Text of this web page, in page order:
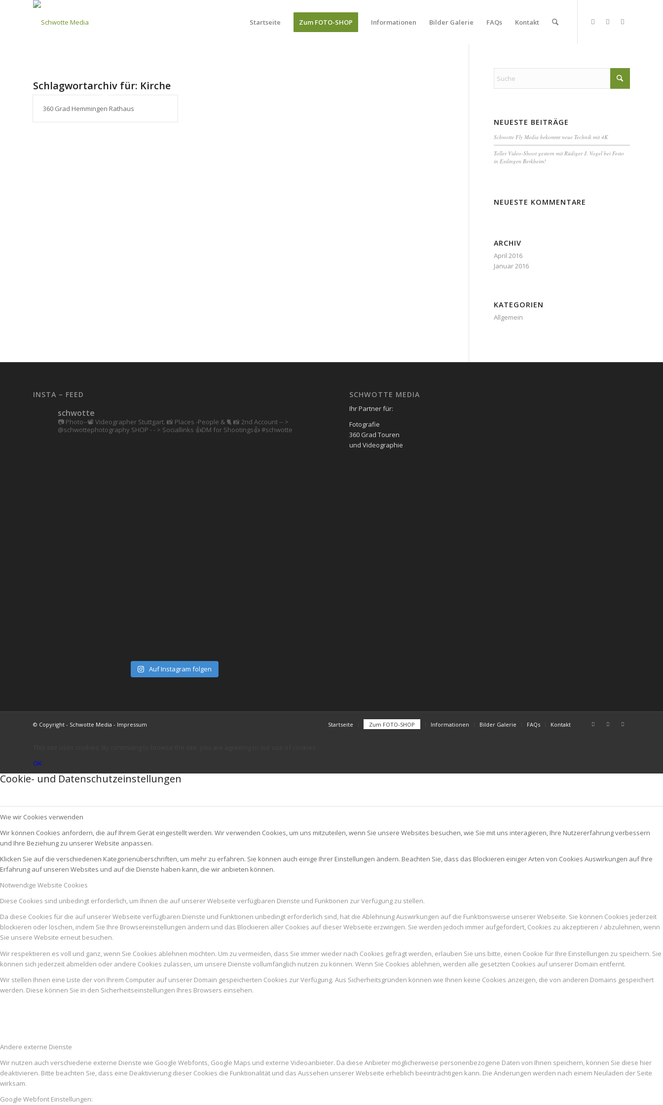
Startseite Zum FOTO-SHOP Informationen Bilder Galerie FAQs Kontakt
Schlagwortarchiv für: Kirche
360 Grad Hemmingen Rathaus
NEUESTE BEITRÄGE
Schwotte Fly Media bekommt neue Technik mit 4K
Toller Video-Shoot gestern mit Rüdiger J. Vogel bei Festo
in Esslingen Berkheim!
NEUESTE KOMMENTARE
ARCHIV
April 2016
Januar 2016
KATEGORIEN
Allgemein
INSTA – FEED
schwotte
📷 Photo--📽️ Videographer Stuttgart. 📸 Places -People & 🐈 📸 2nd Account-- >
@schwottephotography SHOP - - > Sociallinks 👍DM for Shootings👍 #schwotte
Auf Instagram folgen
SCHWOTTE MEDIA
Ihr Partner für:
Fotografie
360 Grad Touren
und Videographie
© Copyright - Schwotte Media - Impressum Startseite Zum FOTO-SHOP Informationen Bilder Galerie FAQs Kontakt
OK
Cookie- und Datenschutzeinstellungen
Wie wir Cookies verwenden
Wir können Cookies anfordern, die auf Ihrem Gerät eingestellt werden. Wir verwenden Cookies, um uns mitzuteilen, wenn Sie unsere Websites besuchen, wie Sie mit uns interagieren, Ihre Nutzererfahrung verbessern
und Ihre Beziehung zu unserer Website anpassen.
Klicken Sie auf die verschiedenen Kategorienüberschriften, um mehr zu erfahren. Sie können auch einige Ihrer Einstellungen ändern. Beachten Sie, dass das Blockieren einiger Arten von Cookies Auswirkungen auf Ihre
Erfahrung auf unseren Websites und auf die Dienste haben kann, die wir anbieten können.
Notwendige Website Cookies
Diese Cookies sind unbedingt erforderlich, um Ihnen die auf unserer Webseite verfügbaren Dienste und Funktionen zur Verfügung zu stellen.
Da diese Cookies für die auf unserer Webseite verfügbaren Dienste und Funktionen unbedingt erforderlich sind, hat die Ablehnung Auswirkungen auf die Funktionsweise unserer Webseite. Sie können Cookies jederzeit
blockieren oder löschen, indem Sie Ihre Browsereinstellungen ändern und das Blockieren aller Cookies auf dieser Webseite erzwingen. Sie werden jedoch immer aufgefordert, Cookies zu akzeptieren / abzulehnen, wenn
Sie unsere Website erneut besuchen.
Wir respektieren es voll und ganz, wenn Sie Cookies ablehnen möchten. Um zu vermeiden, dass Sie immer wieder nach Cookies gefragt werden, erlauben Sie uns bitte, einen Cookie für Ihre Einstellungen zu speichern. Sie
können sich jederzeit abmelden oder andere Cookies zulassen, um unsere Dienste vollumfänglich nutzen zu können. Wenn Sie Cookies ablehnen, werden alle gesetzten Cookies auf unserer Domain entfernt.
Wir stellen Ihnen eine Liste der von Ihrem Computer auf unserer Domain gespeicherten Cookies zur Verfügung. Aus Sicherheitsgründen können wie Ihnen keine Cookies anzeigen, die von anderen Domains gespeichert
werden. Diese können Sie in den Sicherheitseinstellungen Ihres Browsers einsehen.
Andere externe Dienste
Wir nutzen auch verschiedene externe Dienste wie Google Webfonts, Google Maps und externe Videoanbieter. Da diese Anbieter möglicherweise personenbezogene Daten von Ihnen speichern, können Sie diese hier
deaktivieren. Bitte beachten Sie, dass eine Deaktivierung dieser Cookies die Funktionalität und das Aussehen unserer Webseite erheblich beeinträchtigen kann. Die Änderungen werden nach einem Neuladen der Seite
wirksam.
Google Webfont Einstellungen: